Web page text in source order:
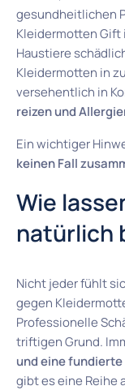
gesundheitlichen
Kleidermotten Gift
Haustiere
Kleidermotten in
versehentlich in
reizen und
Ein wichtiger
keinen Fall
Wie
natürlich
Nicht jeder fühlt
gegen
Professionelle
triftigen Grund.
und eine
gibt es eine Reihe